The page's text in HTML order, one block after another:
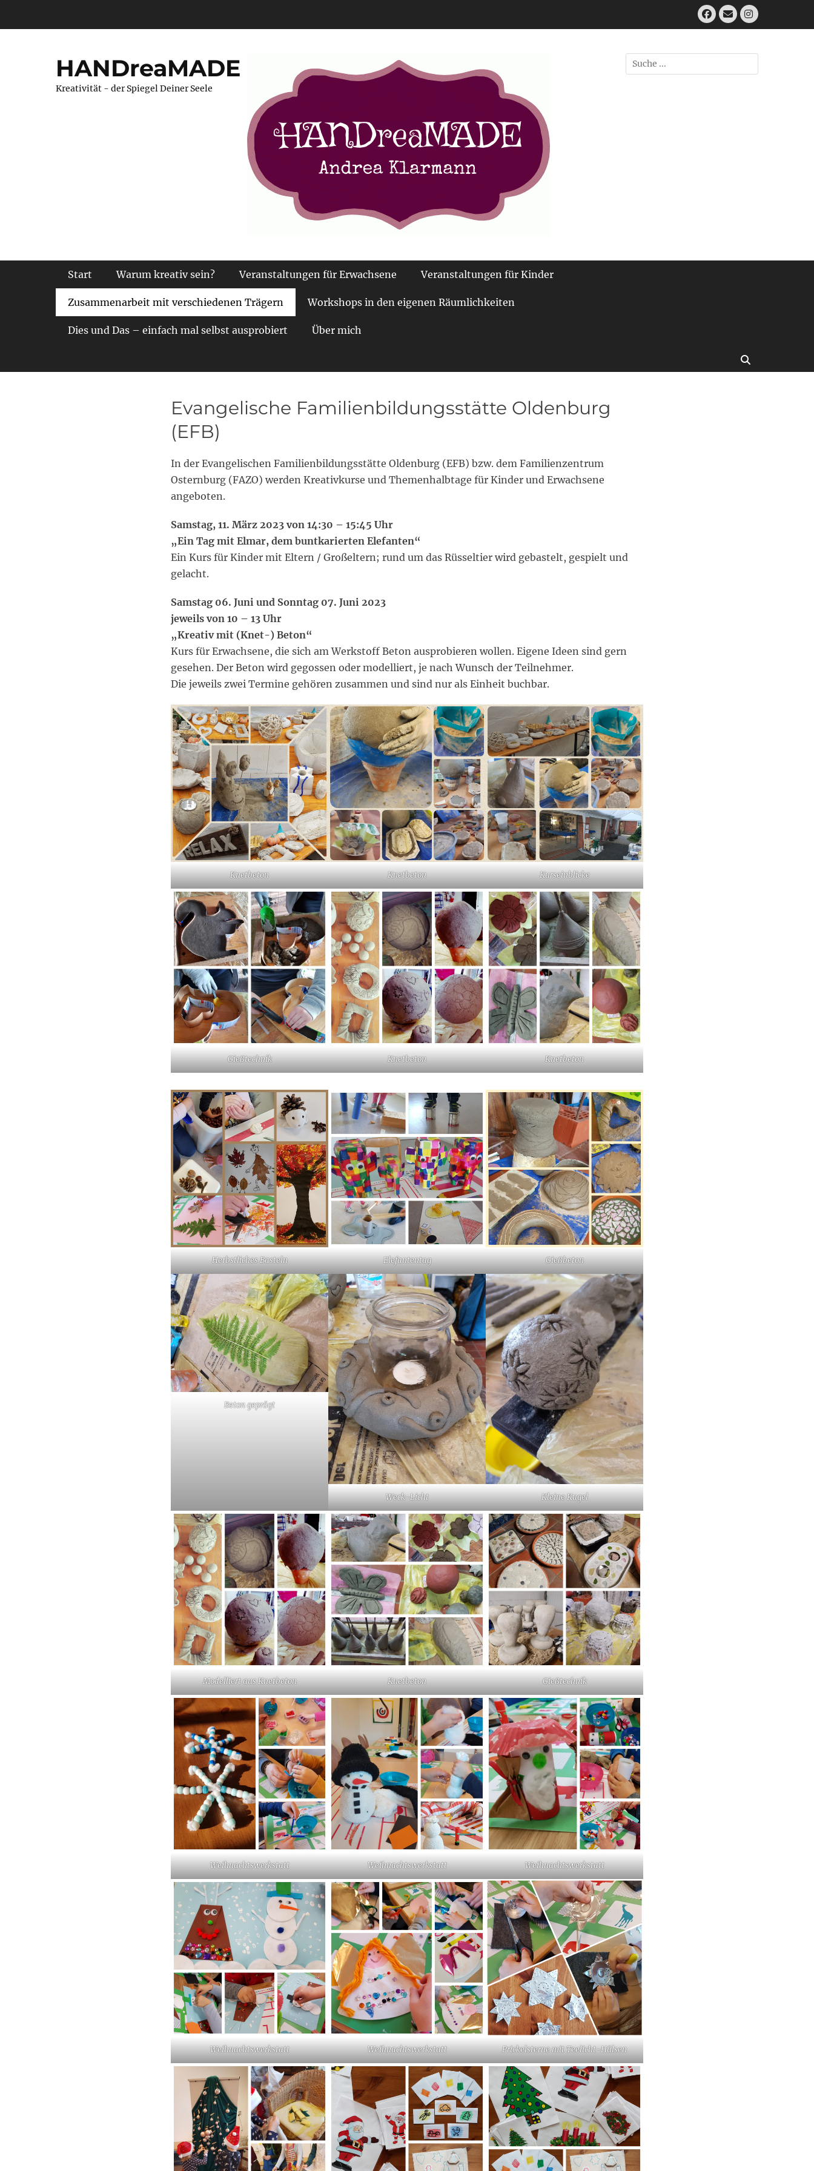
Facebook
E-
Mail
Instagram
HANDreaMADE
Kreativität - der Spiegel Deiner Seele
Suchen
nach:
Primäres Menü
Start Warum kreativ sein? Veranstaltungen für Erwachsene Veranstaltungen für Kinder
Zusammenarbeit mit verschiedenen Trägern Workshops in den eigenen Räumlichkeiten
Dies und Das – einfach mal selbst ausprobiert Über mich
Evangelische Familienbildungsstätte Oldenburg
(EFB)
In der Evangelischen Familienbildungsstätte Oldenburg (EFB) bzw. dem Familienzentrum
Osternburg (FAZO) werden Kreativkurse und Themenhalbtage für Kinder und Erwachsene
angeboten.
Samstag, 11. März 2023 von 14:30 – 15:45 Uhr
„Ein Tag mit Elmar, dem buntkarierten Elefanten“
Ein Kurs für Kinder mit Eltern / Großeltern; rund um das Rüsseltier wird gebastelt, gespielt und
gelacht.
Samstag 06. Juni und Sonntag 07. Juni 2023
jeweils von 10 – 13 Uhr
„Kreativ mit (Knet-) Beton“
Kurs für Erwachsene, die sich am Werkstoff Beton ausprobieren wollen. Eigene Ideen sind gern
gesehen. Der Beton wird gegossen oder modelliert, je nach Wunsch der Teilnehmer.
Die jeweils zwei Termine gehören zusammen und sind nur als Einheit buchbar.
Knetbeton Knetbeton Kurseinblicke
Gießtechnik Knetbeton Knetbeton
Herbstliches Basteln Elefantentag Gießbeton
Beton geprägt
Weck-Licht Kleine Kugel
Modelliert aus Knetbeton Knetbeton Gießtechnik
Weihnachtswerkstatt Weihnachtswerkstatt Weihnachtswerkstatt
Weihnachtswerkstatt Weihnachtswerkstatt Prickelsterne mit Teelicht-Hülsen